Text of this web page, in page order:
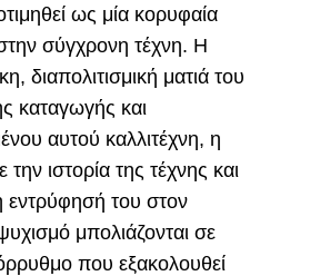
ως μία κορυφαία
σύγχρονη τέχνη. Η
διαπολιτισμική ματιά του
καταγωγής και
αυτού καλλιτέχνη, η
ιστορία της τέχνης και
εντρύφησή του στον
μπολιάζονται σε
που εξακολουθεί